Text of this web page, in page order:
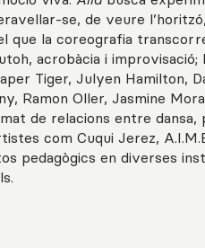
se, de veure
que la coreografia
acrobàcia i
Tiger, Julyen Hamilton,
Ramon Oller, Jasmine
de relacions entre
com Cuqui Jerez,
pedagògics en diverses